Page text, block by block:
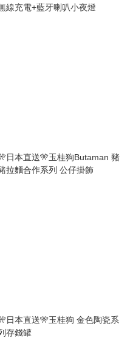
線充電+藍牙喇叭小夜燈
日本直送🎌玉桂狗Butaman 豬
拉麵合作系列 公仔掛飾
日本直送🎌玉桂狗 金色陶瓷系
存錢罐